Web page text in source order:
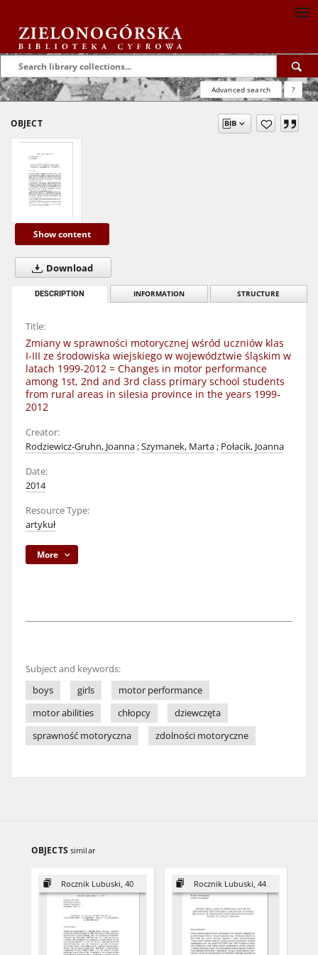
Advanced search ?
OBJECT
Show content
Download
DESCRIPTION INFORMATION STRUCTURE
Title:
Zmiany w sprawności motorycznej wśród uczniów klas
I-III ze środowiska wiejskiego w województwie śląskim w
latach 1999-2012 = Changes in motor performance
among 1st, 2nd and 3rd class primary school students
from rural areas in silesia province in the years 1999-
2012
Creator:
Rodziewicz-Gruhn, Joanna;Szymanek, Marta; Połacik, Joanna
Date:
2014
Resource Type:
artykuł
More
Subject and keywords:
boys
girls
motor performance
motor abilities
chłopcy
dziewczęta
sprawność motoryczna
zdolności motoryczne
OBJECTS similar
Rocznik Lubuski, 40 Rocznik Lubuski, 44